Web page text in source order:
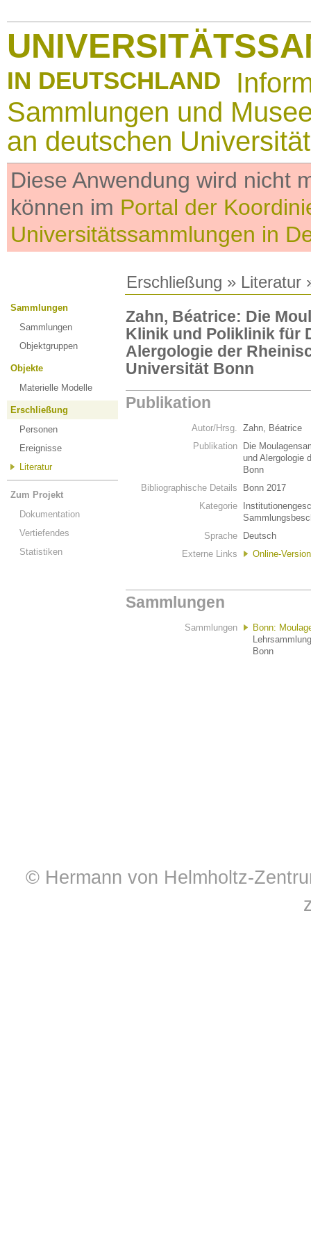
IN DEUTSCHLAND
Sammlungen und
an deutschen
Diese Anwendung wird nicht
können im Portal der
Universitätssammlungen in
Erschließung » Literatur
Sammlungen
Sammlungen
Objektgruppen
Objekte
Materielle Modelle
Erschließung
Personen
Ereignisse
Literatur
Zum Projekt
Dokumentation
Vertiefendes
Statistiken
Zahn, Béatrice: Die
Klinik und Poliklinik für
Alergologie der
Universität Bonn
Publikation
Autor/Hrsg. Zahn, Béatrice
Publikation
Die
und Alergologie
Bonn
Bibliographische Details
Bonn 2017
Kategorie
Sprache
Deutsch
Externe Links
Online-Version
Sammlungen
Sammlungen
Bonn:
Bonn
© Hermann von Helmholtz-